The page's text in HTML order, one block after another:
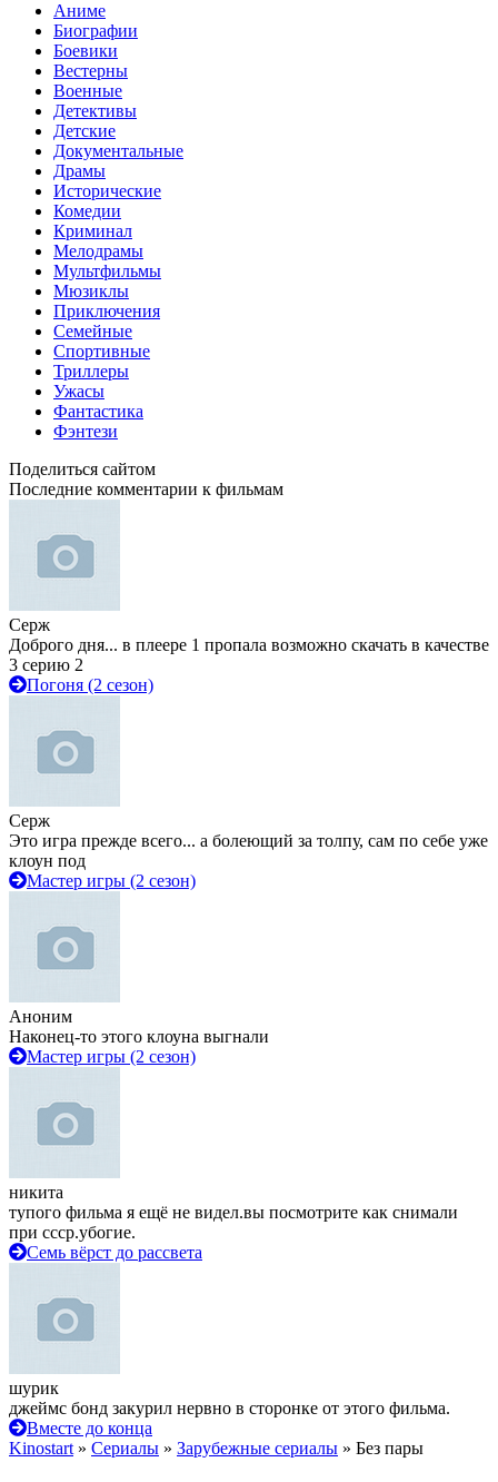
Аниме
Биографии
Боевики
Вестерны
Военные
Детективы
Детские
Документальные
Драмы
Исторические
Комедии
Криминал
Мелодрамы
Мультфильмы
Мюзиклы
Приключения
Семейные
Спортивные
Триллеры
Ужасы
Фантастика
Фэнтези
Поделиться сайтом
Последние комментарии к фильмам
Серж
Доброго дня... в плеере 1 пропала возможно скачать в качестве
3 серию 2
Погоня (2 сезон)
Серж
Это игра прежде всего... а болеющий за толпу, сам по себе уже
клоун под
Мастер игры (2 сезон)
Аноним
Наконец-то этого клоуна выгнали
Мастер игры (2 сезон)
никита
тупого фильма я ещё не видел.вы посмотрите как снимали
при ссср.убогие.
Семь вёрст до рассвета
шурик
джеймс бонд закурил нервно в сторонке от этого фильма.
Вместе до конца
Kinostart » Сериалы » Зарубежные сериалы » Без пары